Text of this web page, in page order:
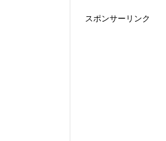
スポンサーリンク